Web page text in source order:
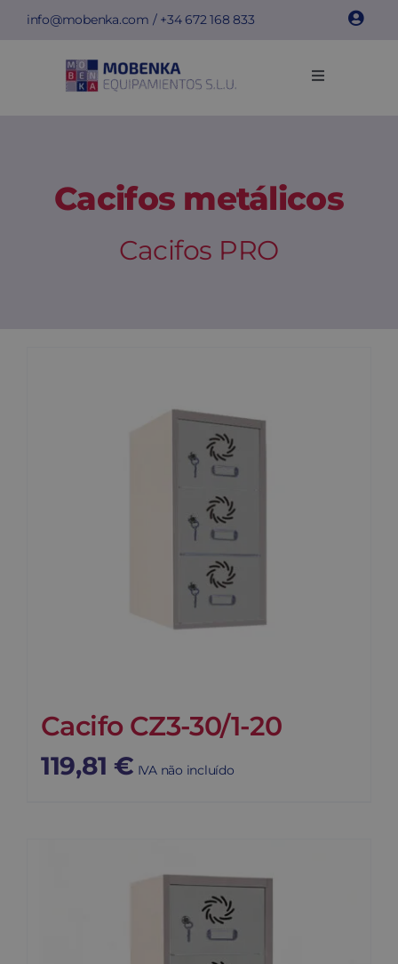
Skipinfo@mobenka.com / +34672 168 833
Toggle
Cacifos metálicos
Cacifos PRO
Cacifo CZ3-30/1-20
119,81 € IVA não incluído